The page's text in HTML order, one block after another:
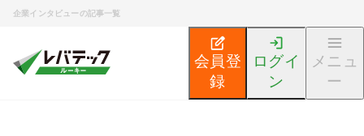
企業インタビューの記事一覧
会員登
録
ログイ
ン
メニュ
ー